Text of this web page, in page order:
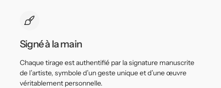
the
Drive
–
Hand
signed
the
Drive
–
Hand
signed
Signé à la main
Chaque tirage est authentifié par la signature manuscrite
de l’artiste, symbole d’un geste unique et d’une œuvre
véritablement personnelle.